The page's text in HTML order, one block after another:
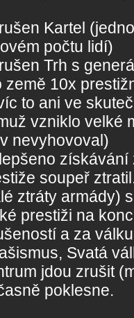
Kartel
počtu lidí)
Trh s
země 10x
to ani ve
vzniklo velké
nevyhovoval)
získávání
soupeř
ztráty armády)
prestiži na
a za
Svatá
jdou zrušit
poklesne.